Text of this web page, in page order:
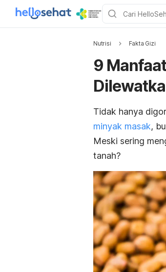
Nutrisi Fakta Gizi
9
Tidak hanya
minyak masak,
Meski sering
tanah?